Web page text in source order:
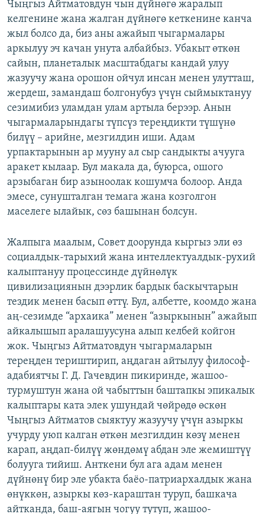
Чыңгыз Айтматовдун чын дүйнөгө жаралып
келгенине жана жалган дүйнөгө кеткенине канча
жыл болсо да, биз аны ажайып чыгармалары
аркылуу эч качан унута албайбыз. Убакыт өткөн
сайын, планеталык масштабдагы кандай улуу
жазуучу жана орошон ойчул инсан менен улутташ,
жердеш, замандаш болгонубуз үчүн сыймыктануу
сезимибиз уламдан улам артыла берээр. Анын
чыгармаларындагы түпсүз тереңдикти түшүнө
билүү – арийне, мезгилдин иши. Адам
урпактарынын ар мууну ал сыр сандыкты ачууга
аракет кылаар. Бул макала да, буюрса, ошого
арзыбаган бир азыноолак кошумча болоор. Анда
эмесе, сунушталган темага жана козголгон
маселеге ылайык, сөз башынан болсун.
Жалпыга маалым, Совет доорунда кыргыз эли өз
социалдык-тарыхий жана интеллектуалдык-рухий
калыптануу процессинде дүйнөлүк
цивилизациянын дээрлик бардык баскычтарын
тездик менен басып өттү. Бул, албетте, коомдо жана
аң-сезимде “архаика” менен “азыркынын” ажайып
айкалышып аралашуусуна алып келбей койгон
жок. Чыңгыз Айтматовдун чыгармаларын
тереңден териштирип, аңдаган айтылуу философ-
адабиятчы Г. Д. Гачевдин пикиринде, жашоо-
турмуштун жана ой чабыттын баштапкы эпикалык
калыптары ката элек ушундай чөйрөдө өскөн
Чыңгыз Айтматов сыяктуу жазуучу үчүн азыркы
учурду уюп калган өткөн мезгилдин көзү менен
карап, аңдап-билүү жөндөмү абдан эле жемиштүү
болууга тийиш. Анткени бул ага адам менен
дүйнөнү бир эле убакта баёо-патриархалдык жана
өнүккөн, азыркы көз-караштан туруп, башкача
айтканда, баш-аягын чогуу тутуп, жашоо-